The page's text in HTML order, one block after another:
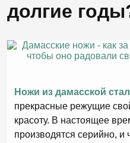
долгие
Ножи из дамасской
прекрасные режущие
красоту. В настоящее
производятся серийно, и